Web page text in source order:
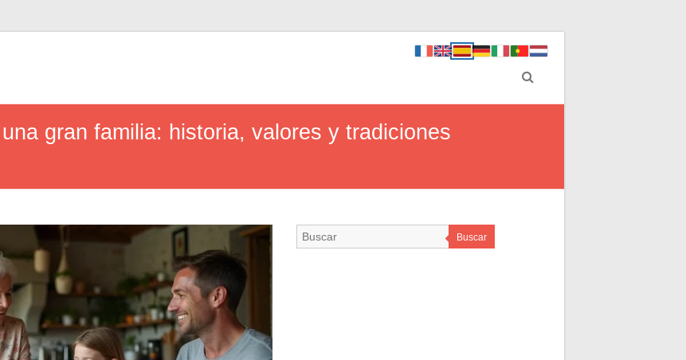
gran familia: historia, valores y tradiciones
Buscar